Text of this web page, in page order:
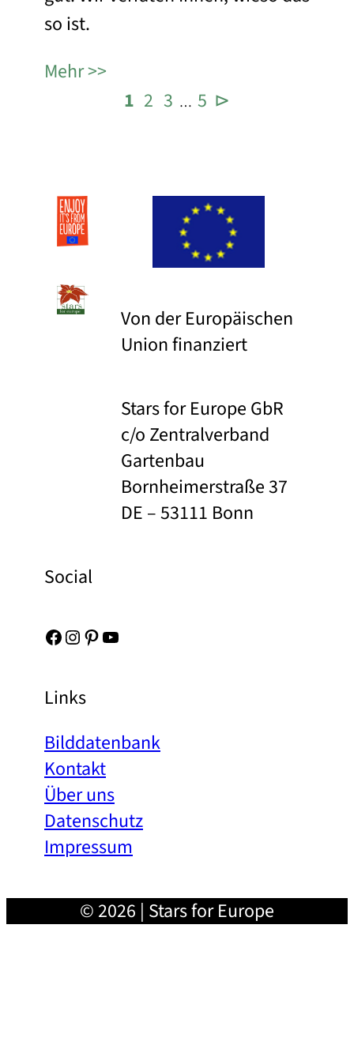
so ist.
Mehr
1 2 3 … 5 ⊳
Von der Europäischen
Union finanziert
Stars for Europe GbR
c/o Zentralverband
Gartenbau
Bornheimerstraße 37
DE – 53111 Bonn
Social
Facebook Instagram Pinterest YouTube
Links
Bilddatenbank
Kontakt
Über uns
Datenschutz
Impressum
© 2026 | Stars for Europe